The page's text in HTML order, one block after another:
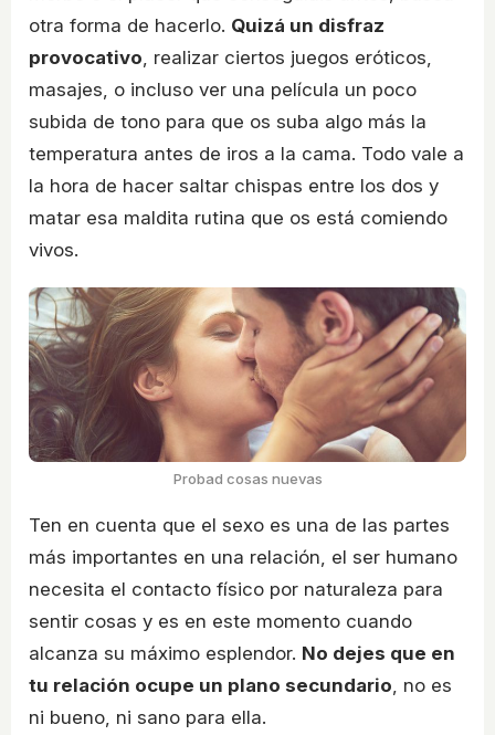
otra forma de hacerlo. Quizá un disfraz
provocativo , realizar ciertos juegos eróticos,
masajes, o incluso ver una película un poco
subida de tono para que os suba algo más la
temperatura antes de iros a la cama. Todo vale a
la hora de hacer saltar chispas entre los dos y
matar esa maldita rutina que os está comiendo
vivos.
Probad cosas nuevas
Ten en cuenta que el sexo es una de las partes
más importantes en una relación, el ser humano
necesita el contacto físico por naturaleza para
sentir cosas y es en este momento cuando
alcanza su máximo esplendor. No dejes que en
tu relación ocupe un plano secundario, no es
ni bueno, ni sano para ella.